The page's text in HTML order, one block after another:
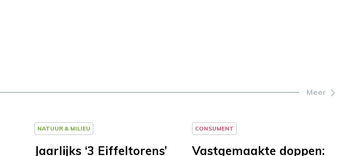
Meer
NATUUR & MILIEU
Jaarlijks ‘3 Eiffeltorens’
CONSUMENT
Vastgemaakte doppen: